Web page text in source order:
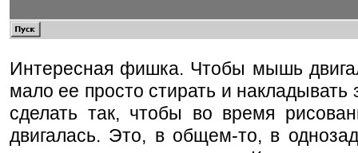
Интересная фишка. Чтобы мышь
мало ее просто стирать и накладывать
сделать так, чтобы во время
двигалась. Это, в общем-то, в